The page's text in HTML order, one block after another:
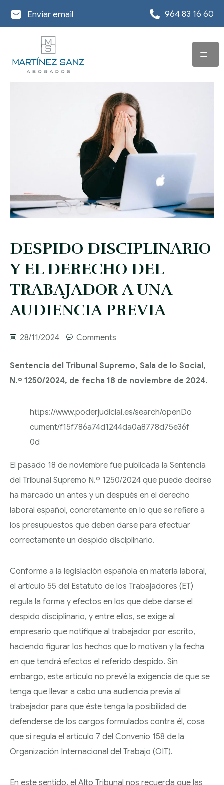
Enviar email 964 83 16 60
SERVICIOS
ABOGADO EN
DERECHO
CONCURSAL
REESTRUCTURACIÓN
DE DEUDA
INSATISFECHO
UNIDADES
PRODUCTIVAS
ABOGADO EN
MERCANTIL Y
CONTRATACIÓN
MERCANTIL
DISOLUCIÓN Y
LIQUIDACIÓN DE
DERECHO LABORAL
LABORAL
LABORAL
DESPIDOS
COLECTIVOS: ERE,
ERTE Y
MERCANTIL
INCUMPLIMIENTO
DE CONTRATOS
INTERNACIONAL
TRAMITACIÓN DE
SEPARACIONES Y
DIVORCIOS
PROCEDIMIENTOS
DE MODIFICACIÓN
DE MEDIDAS
ABOGADOS
CONVENIOS
REGULADORES
ADMINISTRACIÓN
PÚBLICA Y
CONTENCIOSO
ADMINISTRATIVO
EJECUCIONES
HIPOTECARIAS
CLAÚSULAS
ABUSIVAS
EQUIPO
OFICINAS
DESPACHO
CASTELLÓN
ABOGADOS EN
VALENCIA
DESPACHO
ABOGADOS EN
ACTUALIDAD
INFORMACIÓN DE
INTERÉS
CONTACTO
DESPIDO DISCIPLINARIO
Y EL DERECHO DEL
TRABAJADOR A UNA
AUDIENCIA PREVIA
28/11/2024 Comments
Sentencia del Tribunal Supremo, Sala de lo Social,
N.º 1250/2024, de fecha 18 de noviembre de 2024.
https://www.poderjudicial.es/search/openDo
cument/f15f786a74d1244da0a8778d75e36f
0d
El pasado 18 de noviembre fue publicada la Sentencia
del Tribunal Supremo N.º 1250/2024 que puede decirse
ha marcado un antes y un después en el derecho
laboral español, concretamente en lo que se refiere a
los presupuestos que deben darse para efectuar
correctamente un despido disciplinario.
Conforme a la legislación española en materia laboral,
el artículo 55 del Estatuto de los Trabajadores (ET)
regula la forma y efectos en los que debe darse el
despido disciplinario, y entre ellos, se exige al
empresario que notifique al trabajador por escrito,
haciendo figurar los hechos que lo motivan y la fecha
en que tendrá efectos el referido despido. Sin
embargo, este artículo no prevé la exigencia de que se
tenga que llevar a cabo una audiencia previa al
trabajador para que éste tenga la posibilidad de
defenderse de los cargos formulados contra él, cosa
que sí regula el artículo 7 del Convenio 158 de la
Organización Internacional del Trabajo (OIT).
En este sentido, el Alto Tribunal nos recuerda que las